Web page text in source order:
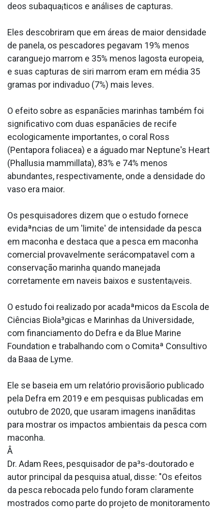
deos subaqua¡ticos e análises de capturas.
Eles descobriram que em áreas de maior densidade
de panela, os pescadores pegavam 19% menos
caranguejo marrom e 35% menos lagosta europeia,
e suas capturas de siri marrom eram em média 35
gramas por indiva­duo (7%) mais leves.
O efeito sobre as espanãcies marinhas também foi
significativo com duas espanãcies de recife
ecologicamente importantes, o coral Ross
(Pentapora foliacea) e a águado mar Neptune's Heart
(Phallusia mammillata), 83% e 74% menos
abundantes, respectivamente, onde a densidade do
vaso era maior.
Os pesquisadores dizem que o estudo fornece
evidaªncias de um 'limite' de intensidade da pesca
em maconha e destaca que a pesca em maconha
comercial provavelmente serácompata­vel com a
conservação marinha quando manejada
corretamente em na­veis baixos e sustenta¡veis.
O estudo foi realizado por acadaªmicos da Escola de
Ciências Biola³gicas e Marinhas da Universidade,
com financiamento do Defra e da Blue Marine
Foundation e trabalhando com o Comitaª Consultivo
da Baa­a de Lyme.
Ele se baseia em um relatório provisãorio publicado
pela Defra em 2019 e em pesquisas publicadas em
outubro de 2020, que usaram imagens inanãditas
para mostrar os impactos ambientais da pesca com
maconha.
Â
Dr. Adam Rees, pesquisador de pa³s-doutorado e
autor principal da pesquisa atual, disse: "Os efeitos
da pesca rebocada pelo fundo foram claramente
mostrados como parte do projeto de monitoramento